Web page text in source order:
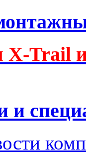
Trail
и